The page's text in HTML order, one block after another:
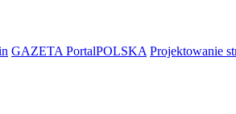
GAZETA PortalPOLSKA Projektowanie